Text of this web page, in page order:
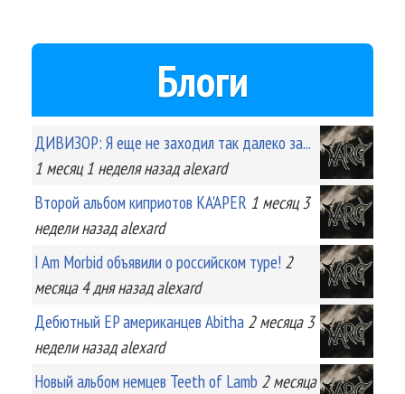
Блоги
ДИВИЗОР: Я еще не заходил так далеко за...
1 месяц 1 неделяназад alexard
Второй альбом киприотов KA'APER 1 месяц 3
неделиназад alexard
I Am Morbid объявили о российском туре! 2
месяца 4 дняназад alexard
Дебютный EP американцев Abitha 2 месяца 3
неделиназад alexard
Новый альбом немцев Teeth of Lamb 2 месяца